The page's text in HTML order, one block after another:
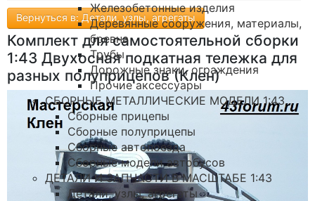
Железобетонные изделия
Деревянные сооружения, материалы,
бревна
Трубы
Дорожные знаки, ограждения
Прочие аксессуары
СБОРНЫЕ МЕТАЛЛИЧЕСКИЕ МОДЕЛИ 1:43
Сборные прицепы
Сборные полуприцепы
Сборные автопоезда
Сборные модели автобусов
ДЕТАЛИ И ЗАПЧАСТИ В МАСШТАБЕ 1:43
Детали, узлы, агрегаты
Вернуться в: Детали, узлы, агрегаты
Комплект для самостоятельной сборки
1:43 Двухосная подкатная тележка для
разных полуприцепов (Клен)